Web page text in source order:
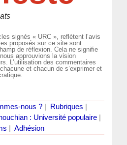
signés « URC », reflètent l’avis
proposés sur ce site sont
de réflexion. Cela ne signifie
approuvions la vision
L’utilisation des commentaires
et chacun de s’exprimer et
nous ?| Rubriques
: Université populaire
Adhésion